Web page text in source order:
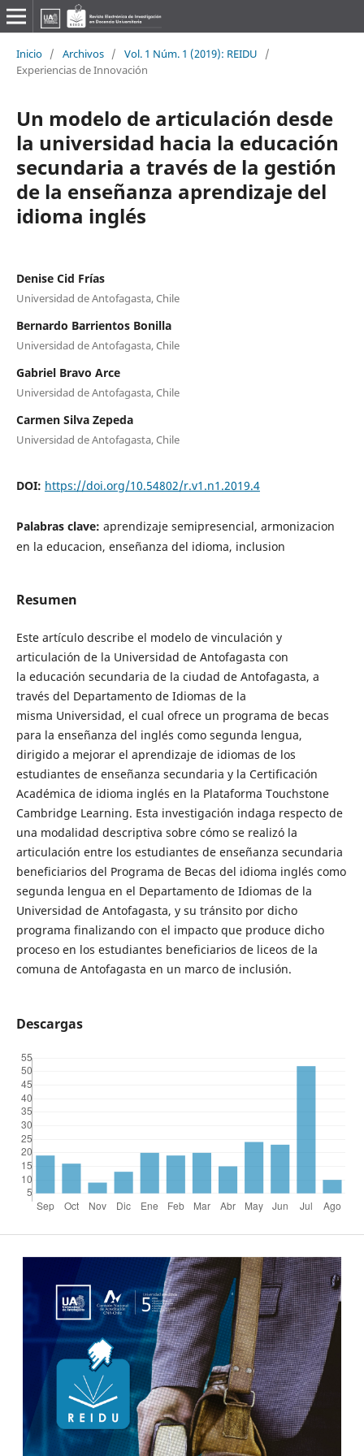
Inicio / Archivos / Vol. 1 Núm. 1 (2019): REIDU
/
Experiencias de Innovación
Un modelo de articulación desde
la universidad hacia la educación
secundaria a través de la gestión
de la enseñanza aprendizaje del
idioma inglés
Denise Cid Frías
Universidad de Antofagasta, Chile
Bernardo Barrientos Bonilla
Universidad de Antofagasta, Chile
Gabriel Bravo Arce
Universidad de Antofagasta, Chile
Carmen Silva Zepeda
Universidad de Antofagasta, Chile
DOI: https://doi.org/10.54802/r.v1.n1.2019.4
Palabras clave: aprendizaje semipresencial, armonizacion
en la educacion, enseñanza del idioma, inclusion
Resumen
Este artículo describe el modelo de vinculación y
articulación de la Universidad de Antofagasta con
la educación secundaria de la ciudad de Antofagasta, a
través del Departamento de Idiomas de la
misma Universidad, el cual ofrece un programa de becas
para la enseñanza del inglés como segunda lengua,
dirigido a mejorar el aprendizaje de idiomas de los
estudiantes de enseñanza secundaria y la Certificación
Académica de idioma inglés en la Plataforma Touchstone
Cambridge Learning. Esta investigación indaga respecto de
una modalidad descriptiva sobre cómo se realizó la
articulación entre los estudiantes de enseñanza secundaria
beneficiarios del Programa de Becas del idioma inglés como
segunda lengua en el Departamento de Idiomas de la
Universidad de Antofagasta, y su tránsito por dicho
programa finalizando con el impacto que produce dicho
proceso en los estudiantes beneficiarios de liceos de la
comuna de Antofagasta en un marco de inclusión.
Descargas